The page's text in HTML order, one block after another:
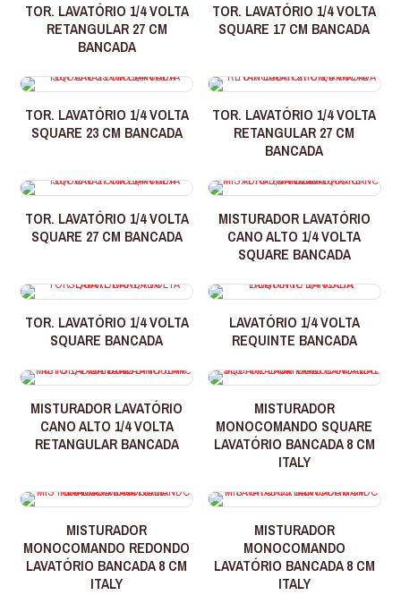
TOR. LAVATÓRIO 1/4 VOLTA
RETANGULAR 27 CM
BANCADA
TOR. LAVATÓRIO 1/4 VOLTA
SQUARE 17 CM BANCADA
TOR. LAVATÓRIO 1/4 VOLTA
SQUARE 23 CM BANCADA
TOR. LAVATÓRIO 1/4 VOLTA
RETANGULAR 27 CM
BANCADA
TOR. LAVATÓRIO 1/4 VOLTA
SQUARE 27 CM BANCADA
MISTURADOR LAVATÓRIO
CANO ALTO 1/4 VOLTA
SQUARE BANCADA
TOR. LAVATÓRIO 1/4 VOLTA
SQUARE BANCADA
LAVATÓRIO 1/4 VOLTA
REQUINTE BANCADA
MISTURADOR LAVATÓRIO
CANO ALTO 1/4 VOLTA
RETANGULAR BANCADA
MISTURADOR
MONOCOMANDO SQUARE
LAVATÓRIO BANCADA 8 CM
ITALY
MISTURADOR
MONOCOMANDO REDONDO
LAVATÓRIO BANCADA 8 CM
ITALY
MISTURADOR
MONOCOMANDO
LAVATÓRIO BANCADA 8 CM
ITALY